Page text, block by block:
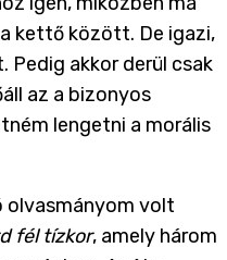
kettő között. De igazi,
Pedig akkor derül csak
az a bizonyos
lengetni a morális
olvasmányom volt
fél tízkor, amely három